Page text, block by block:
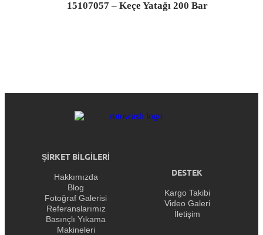
15107057 – Keçe Yatağı 200 Bar
ŞİRKET BİLGİLERİ
Hakkımızda
Blog
Fotoğraf Galerisi
Referanslarımız
Basınçlı Yıkama
Makineleri
DESTEK
Kargo Takibi
Video Galeri
İletişim